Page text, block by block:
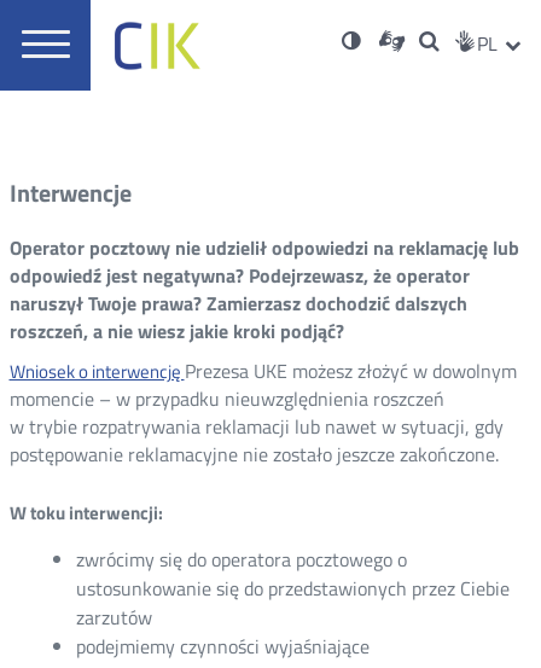
Menu
Wersja
Dla
niesłyszących
Nowa
karta
Otwórz
w
Nowa
karta
Social
PL
Interwencje
Operator pocztowy nie udzielił odpowiedzi na reklamację lub
odpowiedź jest negatywna? Podejrzewasz, że operator
naruszył Twoje prawa? Zamierzasz dochodzić dalszych
roszczeń, a nie wiesz jakie kroki podjąć?
Wniosek o interwencję Nowa
karta
Prezesa UKE możesz złożyć w dowolnym
momencie – w przypadku nieuwzględnienia roszczeń
w trybie rozpatrywania reklamacji lub nawet w sytuacji, gdy
postępowanie reklamacyjne nie zostało jeszcze zakończone.
W toku interwencji:
zwrócimy się do operatora pocztowego o
ustosunkowanie się do przedstawionych przez Ciebie
zarzutów
podejmiemy czynności wyjaśniające